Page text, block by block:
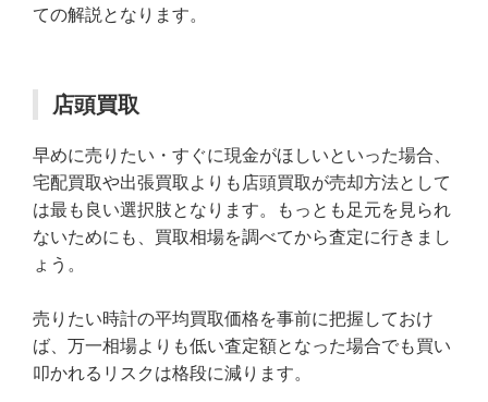
ての解説となります。
店頭買取
早めに売りたい・すぐに現金がほしいといった場合、
宅配買取や出張買取よりも店頭買取が売却方法として
は最も良い選択肢となります。もっとも足元を見られ
ないためにも、買取相場を調べてから査定に行きまし
ょう。
売りたい時計の平均買取価格を事前に把握しておけ
ば、万一相場よりも低い査定額となった場合でも買い
叩かれるリスクは格段に減ります。